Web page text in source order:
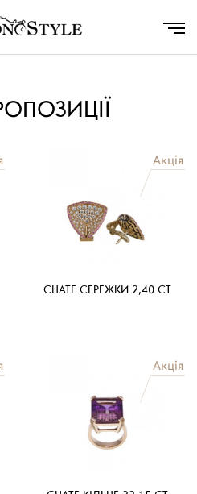
CHATE СЕРЕЖКИ 2,40 CT